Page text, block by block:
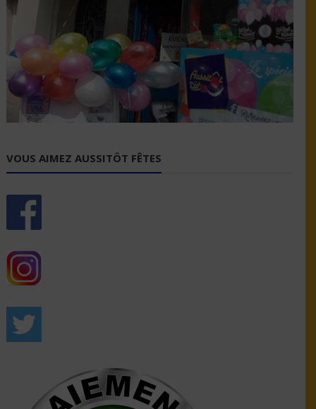
VOUS AIMEZ AUSSITÔT FÊTES